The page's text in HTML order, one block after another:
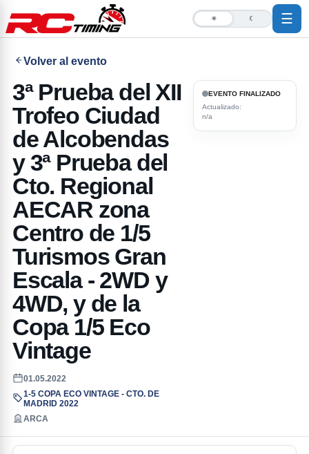
☀ ☾ ☰
Volver al evento
3ª Prueba del XII
Trofeo Ciudad
de Alcobendas
y 3ª Prueba del
Cto. Regional
AECAR zona
Centro de 1/5
Turismos Gran
Escala - 2WD y
4WD, y de la
Copa 1/5 Eco
Vintage
01.05.2022
1-5 COPA ECO VINTAGE - CTO. DE
MADRID 2022
ARCA
EVENTO FINALIZADO
Actualizado:
n/a